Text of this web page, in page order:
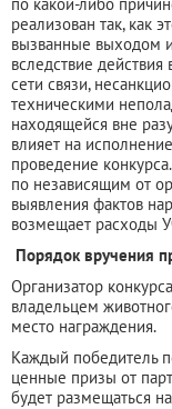
реализован так, как
вызванные выходом
вследствие
сети связи,
техническими
находящейся вне
влияет на
проведение
по независящим от
выявления фактов
возмещает расходы
Порядок вручения
Организатор
владельцем
место награждения.
Каждый победитель
ценные призы от
будет размещаться